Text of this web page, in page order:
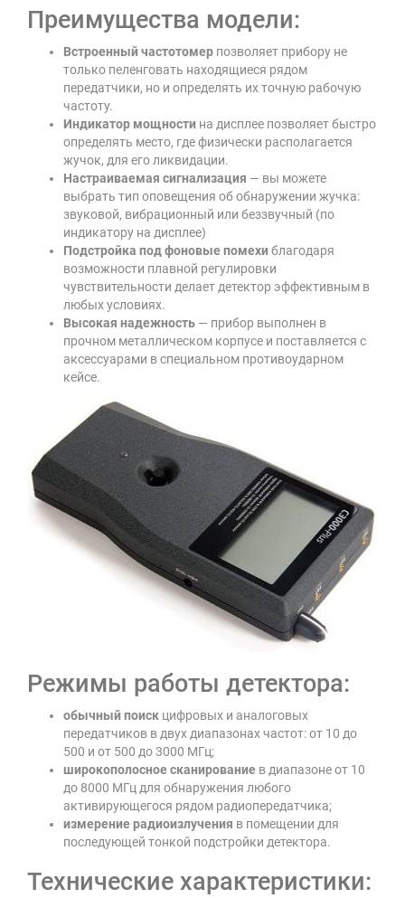
Преимущества модели:
Встроенный частотомер позволяет прибору не
только пеленговать находящиеся рядом
передатчики, но и определять их точную рабочую
частоту.
Индикатор мощности на дисплее позволяет быстро
определять место, где физически располагается
жучок, для его ликвидации.
Настраиваемая сигнализация — вы можете
выбрать тип оповещения об обнаружении жучка:
звуковой, вибрационный или беззвучный (по
индикатору на дисплее)
Подстройка под фоновые помехи благодаря
возможности плавной регулировки
чувствительности делает детектор эффективным в
любых условиях.
Высокая надежность — прибор выполнен в
прочном металлическом корпусе и поставляется с
аксессуарами в специальном противоударном
кейсе.
Режимы работы детектора:
обычный поиск цифровых и аналоговых
передатчиков в двух диапазонах частот: от 10 до
500 и от 500 до 3000 МГц;
широкополосное сканирование в диапазоне от 10
до 8000 МГц для обнаружения любого
активирующегося рядом радиопередатчика;
измерение радиоизлучения в помещении для
последующей тонкой подстройки детектора.
Технические характеристики: